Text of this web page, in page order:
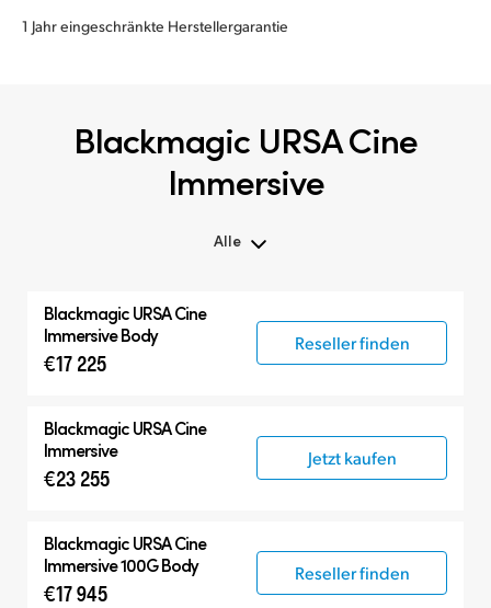
1 Jahr eingeschränkte Herstellergarantie
Blackmagic URSA Cine
Immersive
Alle
Blackmagic URSA Cine
Zubehör
BlackmagicURSA Cine
Immersive Body
€17 225
Reseller finden
BlackmagicURSA Cine
Immersive
€23 255
Jetzt kaufen
BlackmagicURSA Cine
Immersive 100G Body
€17 945
Reseller finden